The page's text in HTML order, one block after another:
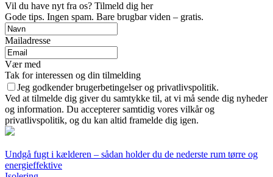
Vil du have nyt fra os? Tilmeld dig her
Gode tips. Ingen spam. Bare brugbar viden – gratis.
Mailadresse
Vær med
Tak for interessen og din tilmelding
Jeg godkender brugerbetingelser og privatlivspolitik.
Ved at tilmelde dig giver du samtykke til, at vi må sende dig nyheder
og information. Du accepterer samtidig vores vilkår og
privatlivspolitik, og du kan altid framelde dig igen.
Undgå fugt i kælderen – sådan holder du de nederste rum tørre og
energieffektive